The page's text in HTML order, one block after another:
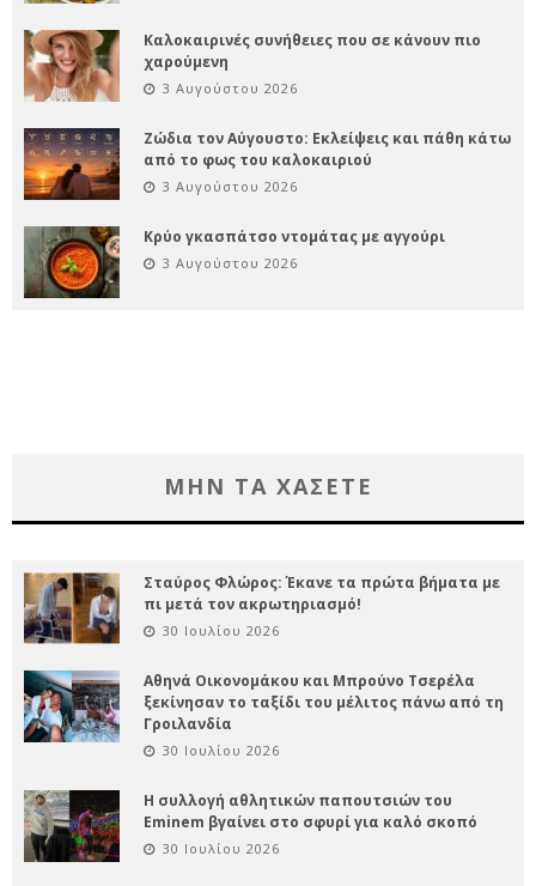
Καλοκαιρινές συνήθειες που σε κάνουν πιο
χαρούμενη
3 Αυγούστου 2026
Ζώδια τον Αύγουστο: Εκλείψεις και πάθη κάτω
από το φως του καλοκαιριού
3 Αυγούστου 2026
Κρύο γκασπάτσο ντομάτας με αγγούρι
3 Αυγούστου 2026
ΜΗΝ ΤΑ ΧΑΣΕΤΕ
Σταύρος Φλώρος: Έκανε τα πρώτα βήματα με
πι μετά τον ακρωτηριασμό!
30 Ιουλίου 2026
Αθηνά Οικονομάκου και Μπρούνο Τσερέλα
ξεκίνησαν το ταξίδι του μέλιτος πάνω από τη
Γροιλανδία
30 Ιουλίου 2026
Η συλλογή αθλητικών παπουτσιών του
Eminem βγαίνει στο σφυρί για καλό σκοπό
30 Ιουλίου 2026